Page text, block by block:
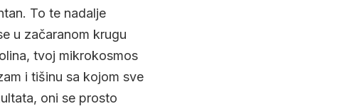
To te nadalje
u začaranom krugu
tvoj mikrokosmos
i tišinu sa kojom sve
oni se prosto